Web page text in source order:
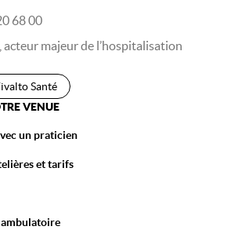
68 00
acteur majeur de l’hospitalisation
Santé
VENUE
un praticien
et tarifs
ambulatoire